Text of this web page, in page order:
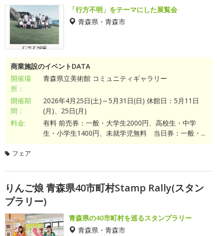
「行方不明」をテーマにした展覧会
青森県・青森市
商業施設のイベントDATA
開催場
所：
青森県立美術館 コミュニティギャラリー
開催期
間：
2026年4月25日(土)～5月31日(日) 休館日：5月11日
(月)、25日(月)
料金:
有料 前売券：一般・大学生2000円、高校生・中学
生・小学生1400円、未就学児無料 当日券：一般・...
フェア
りんご娘 青森県40市町村Stamp Rally(スタン
プラリー)
青森県の40市町村を巡るスタンプラリー
青森県・青森市